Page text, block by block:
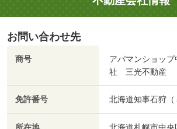
お問い合わせ先
商号
アパマンショッ
社 三光不動産
免許番号 北海道知事石狩